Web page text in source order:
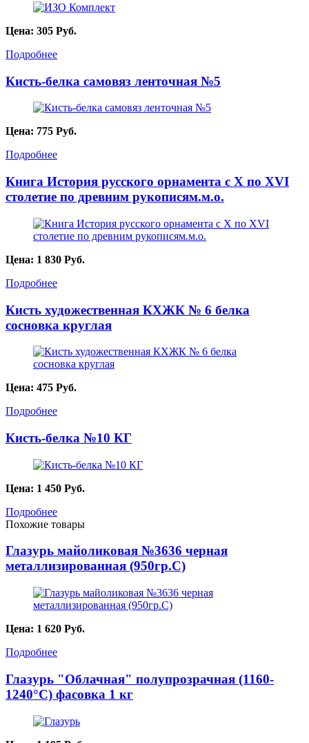
Цена: 305 Руб.
Подробнее
Кисть-белка самовяз ленточная №5
Цена: 775 Руб.
Подробнее
Книга История русского орнамента с X по XVI
столетие по древним рукописям.м.о.
Цена: 1 830 Руб.
Подробнее
Кисть художественная КХЖК № 6 белка
сосновка круглая
Цена: 475 Руб.
Подробнее
Кисть-белка №10 КГ
Цена: 1 450 Руб.
Подробнее
Похожие товары
Глазурь майоликовая №3636 черная
металлизированная (950гр.С)
Цена: 1 620 Руб.
Подробнее
Глазурь "Облачная" полупрозрачная (1160-
1240°С) фасовка 1 кг